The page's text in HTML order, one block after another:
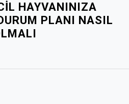
HAYVANINIZA
PLANI NASIL